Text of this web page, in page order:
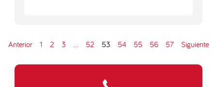
Anterior 1 2 3 52 53 54 55 56 57 Siguiente